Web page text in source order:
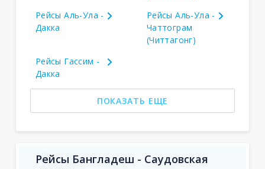
Рейсы Аль-Ула -
Дакка
Рейсы Аль-Ула -
Чаттограм
(Читтагонг)
Рейсы Гассим -
Дакка
ПОКАЗАТЬ ЕЩЕ
Рейсы Бангладеш - Саудовская